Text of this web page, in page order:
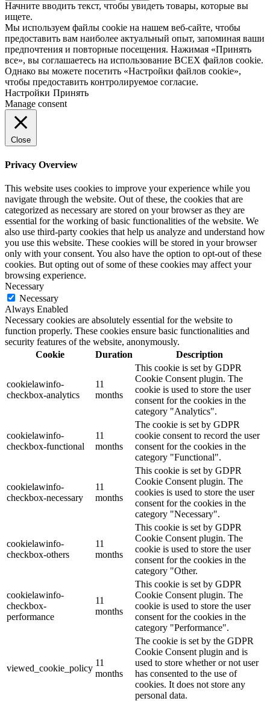
Начните вводить текст, чтобы увидеть товары, которые вы
ищете.
Мы используем файлы cookie на нашем веб-сайте, чтобы
предоставить вам наиболее актуальный опыт, запоминая ваши
предпочтения и повторные посещения. Нажимая «Принять
все», вы соглашаетесь на использование ВСЕХ файлов cookie.
Однако вы можете посетить «Настройки файлов cookie»,
чтобы предоставить контролируемое согласие.
Настройки Принять
Manage consent
Close
Privacy Overview
This website uses cookies to improve your experience while you
navigate through the website. Out of these, the cookies that are
categorized as necessary are stored on your browser as they are
essential for the working of basic functionalities of the website. We
also use third-party cookies that help us analyze and understand how
you use this website. These cookies will be stored in your browser
only with your consent. You also have the option to opt-out of these
cookies. But opting out of some of these cookies may affect your
browsing experience.
Necessary
Necessary
Always Enabled
Necessary cookies are absolutely essential for the website to
function properly. These cookies ensure basic functionalities and
security features of the website, anonymously.
Cookie
Duration Description
cookielawinfo-
checkbox-analytics
11
months
This cookie is set by GDPR
Cookie Consent plugin. The
cookie is used to store the user
consent for the cookies in the
category "Analytics".
cookielawinfo-
checkbox-functional
11
months
The cookie is set by GDPR
cookie consent to record the user
consent for the cookies in the
category "Functional".
cookielawinfo-
checkbox-necessary
11
months
This cookie is set by GDPR
Cookie Consent plugin. The
cookies is used to store the user
consent for the cookies in the
category "Necessary".
cookielawinfo-
checkbox-others
11
months
This cookie is set by GDPR
Cookie Consent plugin. The
cookie is used to store the user
consent for the cookies in the
category "Other.
cookielawinfo-
checkbox-
performance
11
months
This cookie is set by GDPR
Cookie Consent plugin. The
cookie is used to store the user
consent for the cookies in the
category "Performance".
viewed_cookie_policy
11
months
The cookie is set by the GDPR
Cookie Consent plugin and is
used to store whether or not user
has consented to the use of
cookies. It does not store any
personal data.